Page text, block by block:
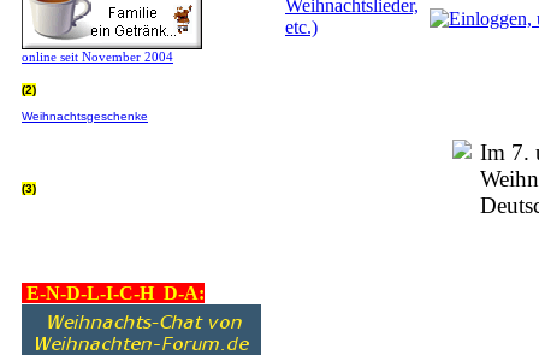
online seit November 2004
(2)
Weihnachtsgeschenke
(3)
E-N-D-L-I-C-H D-A:
Im 7.